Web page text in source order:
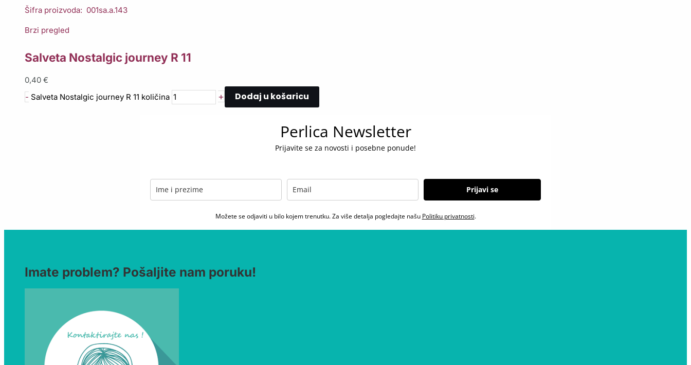
Šifra proizvoda: 001sa.a.143
Brzi pregled
Salveta Nostalgic journey R 11
0,40 €
- Salveta Nostalgic journey R 11 količina + Dodaj u košaricu
Perlica Newsletter
Prijavite se za novosti i posebne ponude!
Prijavi se
Možete se odjaviti u bilo kojem trenutku. Za više detalja pogledajte našu Politiku privatnosti.
Imate problem? Pošaljite nam poruku!